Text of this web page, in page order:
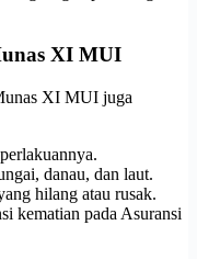
XI MUI
XI MUI juga
danau, dan laut.
hilang atau rusak.
kematian pada Asuransi